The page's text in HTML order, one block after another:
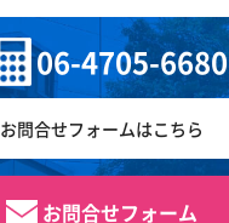
06-4705-6680
お問合せフォームはこちら
お問合せフォーム